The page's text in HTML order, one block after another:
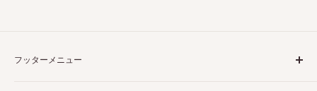
フッターメニュー